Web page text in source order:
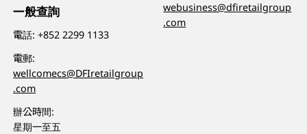
一般查詢
電話:+852 2299 1133
電郵:
wellcomecs@DFIretailgroup
.com
辦公時間:
星期一至五
webusiness@dfiretailgroup
.com